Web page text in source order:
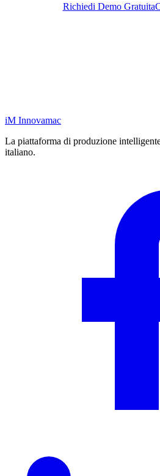
Richiedi Demo Gratuita
iM Innovamac
La piattaforma di produzione
italiano.